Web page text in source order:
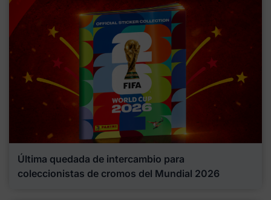
Última quedada de intercambio para
coleccionistas de cromos del Mundial 2026